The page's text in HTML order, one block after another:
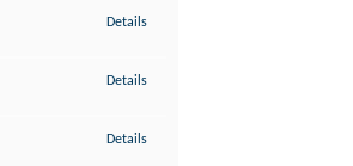
Details
Details
Details